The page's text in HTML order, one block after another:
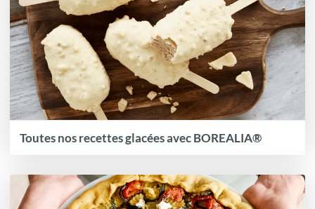
Toutes nos recettes glacées avec BOREALIA®